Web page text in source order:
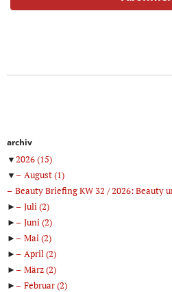
archiv
▼2026(15)
▼
August(1)
Beauty Briefing KW 32 / 2026: Beauty
►
Juli(2)
►
Juni(2)
►
Mai(2)
►
April(2)
►
März(2)
►
Februar(2)